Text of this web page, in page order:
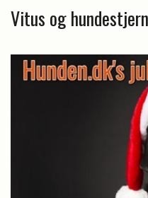
Vitus og